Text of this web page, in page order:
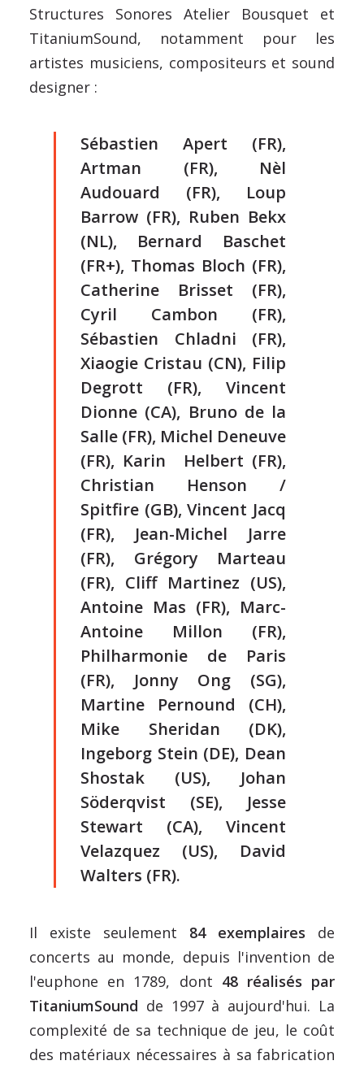
Structures Sonores Atelier Bousquet et
TitaniumSound, notamment pour les
artistes musiciens, compositeurs et sound
designer :
Sébastien Apert (FR),
Artman (FR), Nèl
Audouard (FR), Loup
Barrow (FR), Ruben Bekx
(NL), Bernard Baschet
(FR+), Thomas Bloch (FR),
Catherine Brisset (FR),
Cyril Cambon (FR),
Sébastien Chladni (FR),
Xiaogie Cristau (CN), Filip
Degrott (FR), Vincent
Dionne (CA), Bruno de la
Salle (FR), Michel Deneuve
(FR), Karin Helbert (FR),
Christian Henson /
Spitfire (GB), Vincent Jacq
(FR), Jean-Michel Jarre
(FR), Grégory Marteau
(FR), Cliff Martinez (US),
Antoine Mas (FR), Marc-
Antoine Millon (FR),
Philharmonie de Paris
(FR), Jonny Ong (SG),
Martine Pernound (CH),
Mike Sheridan (DK),
Ingeborg Stein (DE), Dean
Shostak (US), Johan
Söderqvist (SE), Jesse
Stewart (CA), Vincent
Velazquez (US), David
Walters (FR).
Il existe seulement 84 exemplaires de
concerts au monde, depuis l'invention de
l'euphone en 1789, dont 48 réalisés par
TitaniumSound de 1997 à aujourd'hui. La
complexité de sa technique de jeu, le coût
des matériaux nécessaires à sa fabrication